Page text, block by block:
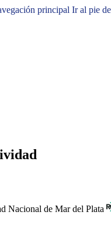
principal Ir al pie
Nacional de Mar del Plata